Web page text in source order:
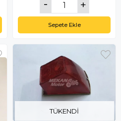
Sepete Ekle
TÜKENDI